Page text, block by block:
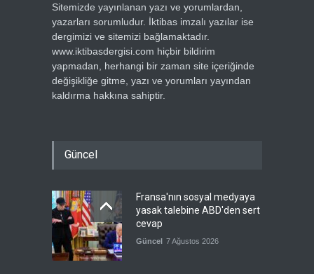
Sitemizde yayınlanan yazı ve yorumlardan,
yazarları sorumludur. İktibas imzalı yazılar ise
dergimizi ve sitemizi bağlamaktadır.
www.iktibasdergisi.com hiçbir bildirim
yapmadan, herhangi bir zaman site içeriğinde
değişikliğe gitme, yazı ve yorumları yayından
kaldırma hakkına sahiptir.
Güncel
Fransa'nın sosyal medyaya
yasak talebine ABD'den sert
cevap
Güncel 7 Ağustos 2026